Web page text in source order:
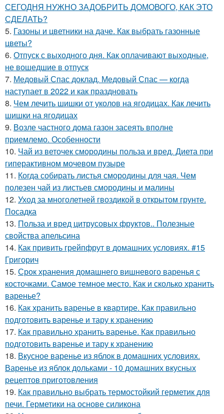
СЕГОДНЯ НУЖНО ЗАДОБРИТЬ ДОМОВОГО, КАК ЭТО
СДЕЛАТЬ?
5. Газоны и цветники на даче. Как выбрать газонные
цветы?
6. Отпуск с выходного дня. Как оплачивают выходные,
не вошедшие в отпуск
7. Медовый Спас доклад. Медовый Спас — когда
наступает в 2022 и как праздновать
8. Чем лечить шишки от уколов на ягодицах. Как лечить
шишки на ягодицах
9. Возле частного дома газон засеять вполне
приемлемо. Особенности
10. Чай из веточек смородины польза и вред. Диета при
гиперактивном мочевом пузыре
11. Когда собирать листья смородины для чая. Чем
полезен чай из листьев смородины и малины
12. Уход за многолетней гвоздикой в открытом грунте.
Посадка
13. Польза и вред цитрусовых фруктов.. Полезные
свойства апельсина
14. Как привить грейпфрут в домашних условиях. #15
Григорич
15. Срок хранения домашнего вишневого варенья с
косточками. Самое темное место. Как и сколько хранить
варенье?
16. Как хранить варенье в квартире. Как правильно
подготовить варенье и тару к хранению
17. Как правильно хранить варенье. Как правильно
подготовить варенье и тару к хранению
18. Вкусное варенье из яблок в домашних условиях.
Варенье из яблок дольками - 10 домашних вкусных
рецептов приготовления
19. Как правильно выбрать термостойкий герметик для
печи. Герметики на основе силикона